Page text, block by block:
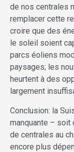
de nos centrales
remplacer cette
croire que des
le soleil soient
parcs éoliens
paysages; les
heurtent à des
largement
Conclusion: la
manquante – soit
de centrales au
encore plus